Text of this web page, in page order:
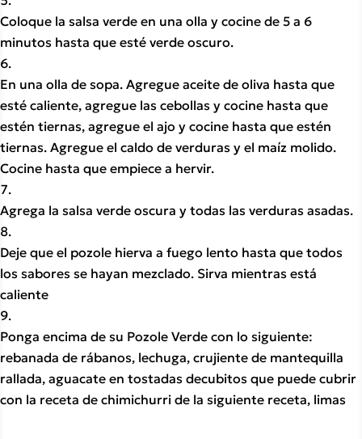
Coloque la salsa verde en una olla y cocine de 5 a 6
minutos hasta que esté verde oscuro.
En una olla de sopa. Agregue aceite de oliva hasta que
esté caliente, agregue las cebollas y cocine hasta que
estén tiernas, agregue el ajo y cocine hasta que estén
tiernas. Agregue el caldo de verduras y el maíz molido.
Cocine hasta que empiece a hervir.
Agrega la salsa verde oscura y todas las verduras asadas.
Deje que el pozole hierva a fuego lento hasta que todos
los sabores se hayan mezclado. Sirva mientras está
caliente
Ponga encima de su Pozole Verde con lo siguiente:
rebanada de rábanos, lechuga, crujiente de mantequilla
rallada, aguacate en tostadas decubitos que puede cubrir
con la receta de chimichurri de la siguiente receta, limas